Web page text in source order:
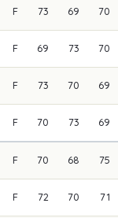
F 73 69 70
F 69 73 70
F 73 70 69
F 70 73 69
F 70 68 75
F 72 70 71